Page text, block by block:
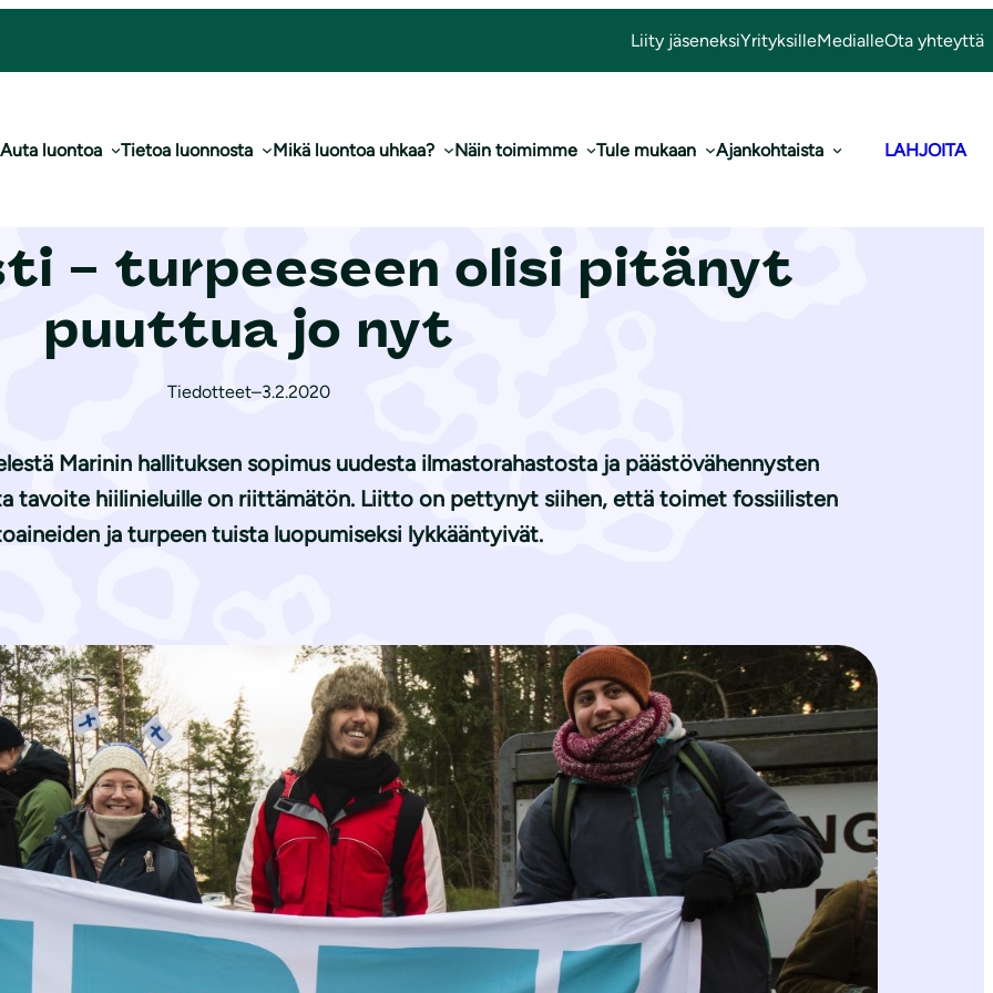
Liity jäseneksiYrityksilleMedialleOta yhteyttä
Auta luontoa Tietoa luonnosta Mikä luontoa uhkaa? Näin toimimme Tule mukaan Ajankohtaista LAHJOITA
– turpeeseen olisi pitänyt puuttua jo nyt
– turpeeseen olisi pitänyt
puuttua jo nyt
Tiedotteet–3.2.2020
Marinin hallituksen sopimus uudesta ilmastorahastosta ja päästövähennysten
tavoite hiilinieluille on riittämätön. Liitto on pettynyt siihen, että toimet fossiilisten
ja turpeen tuista luopumiseksi lykkääntyivät.